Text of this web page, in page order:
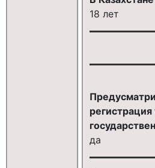
18 лет
да